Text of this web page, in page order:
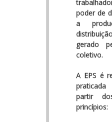
poder de
a
gerado
coletivo.
A EPS é
partir
princípios: